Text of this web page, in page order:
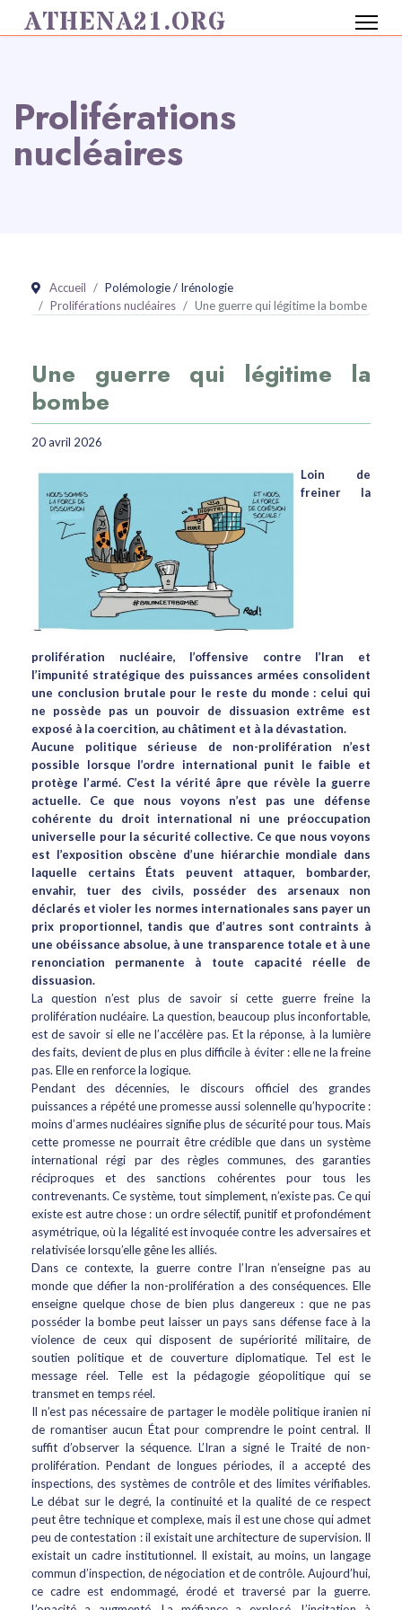
ATHENA21.ORG
Proliférations
nucléaires
Accueil
Polémologie / Irénologie
Proliférations nucléaires
Une guerre qui légitime la bombe
Une guerre qui légitime la
bombe
20 avril 2026
Loin de
freiner la
prolifération nucléaire, l’offensive contre l’Iran et
l’impunité stratégique des puissances armées consolident
une conclusion brutale pour le reste du monde : celui qui
ne possède pas un pouvoir de dissuasion extrême est
exposé à la coercition, au châtiment et à la dévastation.
Aucune politique sérieuse de non-prolifération n’est
possible lorsque l’ordre international punit le faible et
protège l’armé. C’est la vérité âpre que révèle la guerre
actuelle. Ce que nous voyons n’est pas une défense
cohérente du droit international ni une préoccupation
universelle pour la sécurité collective. Ce que nous voyons
est l’exposition obscène d’une hiérarchie mondiale dans
laquelle certains États peuvent attaquer, bombarder,
envahir, tuer des civils, posséder des arsenaux non
déclarés et violer les normes internationales sans payer un
prix proportionnel, tandis que d’autres sont contraints à
une obéissance absolue, à une transparence totale et à une
renonciation permanente à toute capacité réelle de
dissuasion.
La question n’est plus de savoir si cette guerre freine la
prolifération nucléaire. La question, beaucoup plus inconfortable,
est de savoir si elle ne l’accélère pas. Et la réponse, à la lumière
des faits, devient de plus en plus difficile à éviter : elle ne la freine
pas. Elle en renforce la logique.
Pendant des décennies, le discours officiel des grandes
puissances a répété une promesse aussi solennelle qu’hypocrite :
moins d’armes nucléaires signifie plus de sécurité pour tous. Mais
cette promesse ne pourrait être crédible que dans un système
international régi par des règles communes, des garanties
réciproques et des sanctions cohérentes pour tous les
contrevenants. Ce système, tout simplement, n’existe pas. Ce qui
existe est autre chose : un ordre sélectif, punitif et profondément
asymétrique, où la légalité est invoquée contre les adversaires et
relativisée lorsqu’elle gêne les alliés.
Dans ce contexte, la guerre contre l’Iran n’enseigne pas au
monde que défier la non-prolifération a des conséquences. Elle
enseigne quelque chose de bien plus dangereux : que ne pas
posséder la bombe peut laisser un pays sans défense face à la
violence de ceux qui disposent de supériorité militaire, de
soutien politique et de couverture diplomatique. Tel est le
message réel. Telle est la pédagogie géopolitique qui se
transmet en temps réel.
Il n’est pas nécessaire de partager le modèle politique iranien ni
de romantiser aucun État pour comprendre le point central. Il
suffit d’observer la séquence. L’Iran a signé le Traité de non-
prolifération. Pendant de longues périodes, il a accepté des
inspections, des systèmes de contrôle et des limites vérifiables.
Le débat sur le degré, la continuité et la qualité de ce respect
peut être technique et complexe, mais il est une chose qui admet
peu de contestation : il existait une architecture de supervision. Il
existait un cadre institutionnel. Il existait, au moins, un langage
commun d’inspection, de négociation et de contrôle. Aujourd’hui,
ce cadre est endommagé, érodé et traversé par la guerre.